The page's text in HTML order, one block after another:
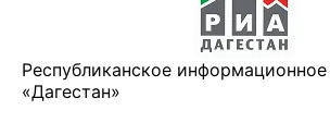
Республиканское информационное
«Дагестан»